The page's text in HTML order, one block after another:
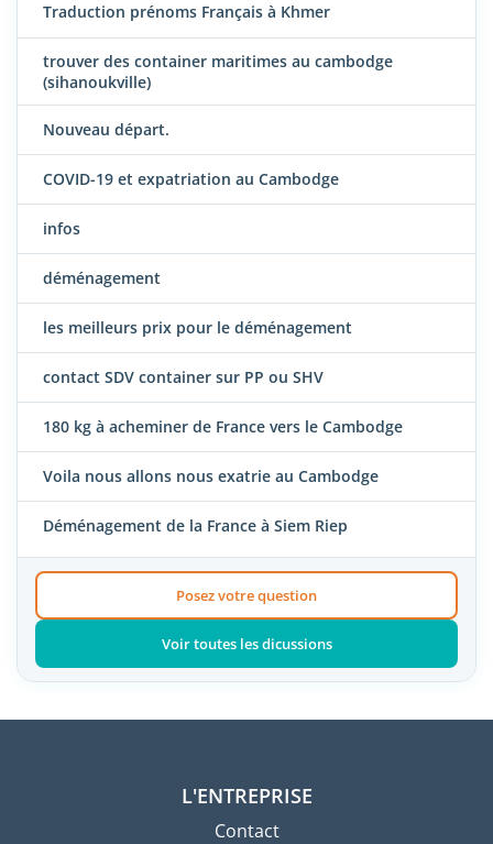
Traduction prénoms Français à Khmer
trouver des container maritimes au cambodge
(sihanoukville)
Nouveau départ.
COVID-19 et expatriation au Cambodge
infos
déménagement
les meilleurs prix pour le déménagement
contact SDV container sur PP ou SHV
180 kg à acheminer de France vers le Cambodge
Voila nous allons nous exatrie au Cambodge
Déménagement de la France à Siem Riep
Posez votre question
Voir toutes les dicussions
L'ENTREPRISE
Contact